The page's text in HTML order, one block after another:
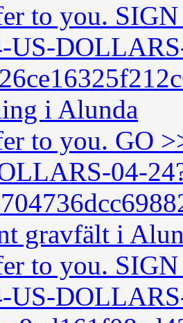
to you.
US-
i Alunda
to you. GO
04-
gravfält i
to you.
US-